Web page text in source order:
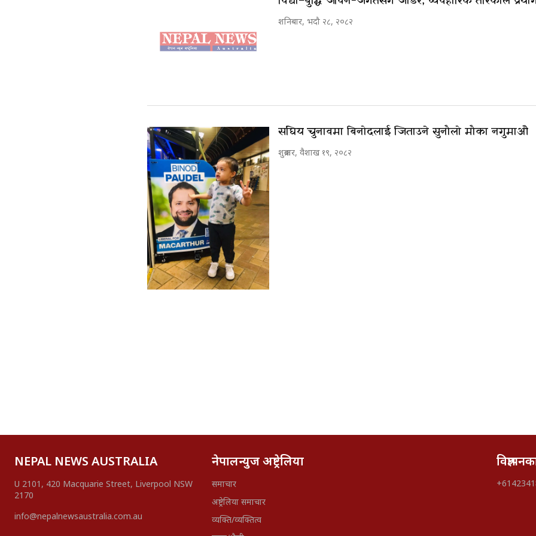
शनिबार, भदौ २८, २०८२
संघिय चुनावमा बिनोदलाई जिताउने सुनौलो मौका नगुमाऔ
शुक्रबार, वैशाख १९, २०८२
NEPAL NEWS AUSTRALIA
U 2101, 420 Macquarie Street, Liverpool NSW
2170
info@nepalnewsaustralia.com.au
नेपालन्युज अष्ट्रेलिया
समाचार
अष्ट्रेलिया समाचार
व्यक्ति/व्यक्तित्व